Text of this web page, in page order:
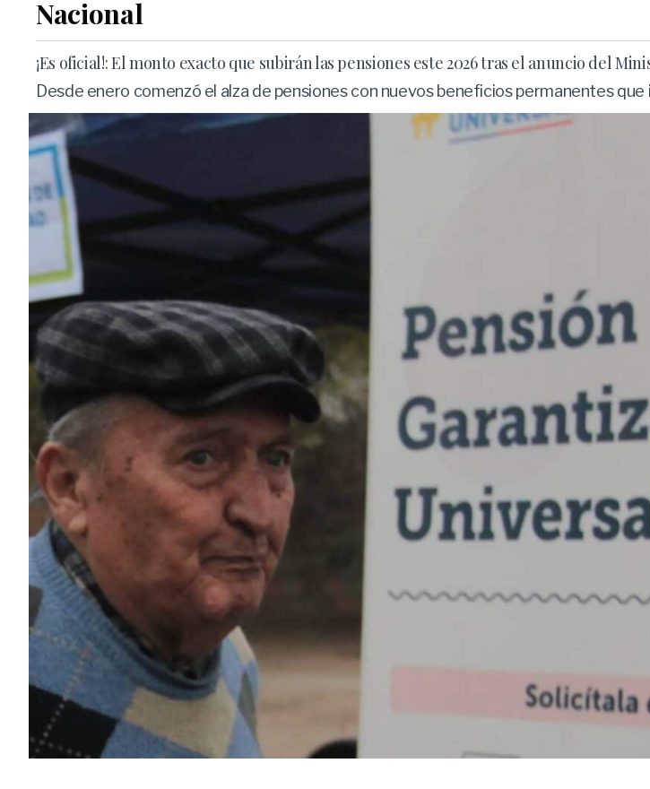
Nacional
¡Es oficial!: El monto exacto que subirán las pensiones este 2026 tras el anuncio del
Desde enero comenzó el alza de pensiones con nuevos beneficios permanentes